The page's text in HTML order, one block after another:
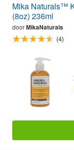
Mika Naturals™
(8oz) 236ml
doorMikaNaturals
(4)